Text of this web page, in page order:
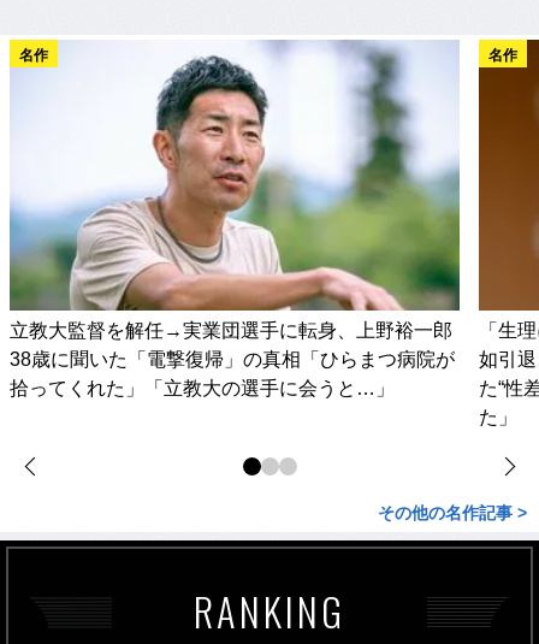
名作
立教大監督を解任→実業団選手に転身、上野裕一郎
38歳に聞いた「電撃復帰」の真相「ひらまつ病院が
拾ってくれた」「立教大の選手に会うと…」
名作
「生
如引
た“性
た」
その他の名作記事 >
RANKING